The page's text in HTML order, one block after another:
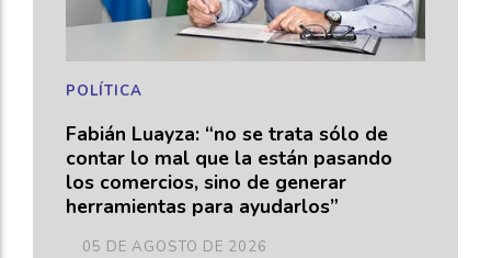
Fabián Luayza: “no se trata sólo de
contar lo mal que la están pasando
los comercios, sino de generar
herramientas para ayudarlos”
POLÍTICA
05 DE AGOSTO DE 2026